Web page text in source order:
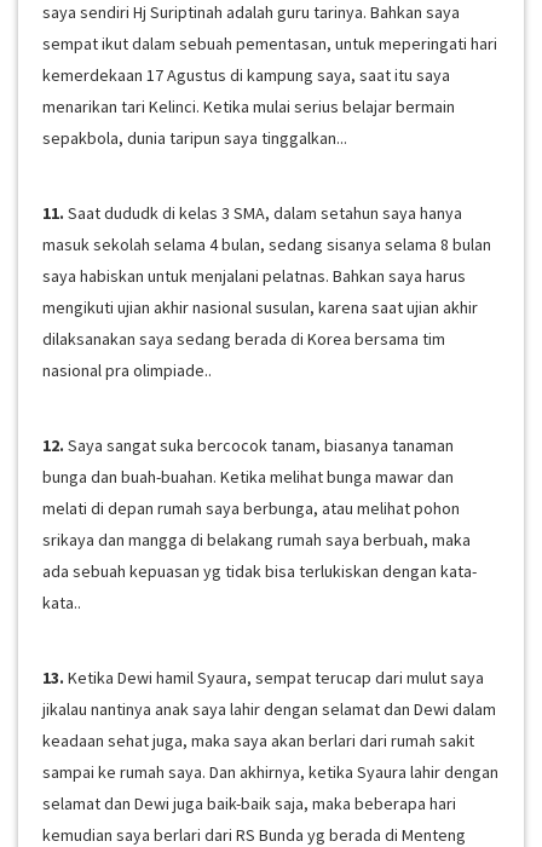
saya sendiri Hj Suriptinah adalah guru tarinya. Bahkan saya
sempat ikut dalam sebuah pementasan, untuk meperingati hari
kemerdekaan 17 Agustus di kampung saya, saat itu saya
menarikan tari Kelinci. Ketika mulai serius belajar bermain
sepakbola, dunia taripun saya tinggalkan...
11. Saat dududk di kelas 3 SMA, dalam setahun saya hanya
masuk sekolah selama 4 bulan, sedang sisanya selama 8 bulan
saya habiskan untuk menjalani pelatnas. Bahkan saya harus
mengikuti ujian akhir nasional susulan, karena saat ujian akhir
dilaksanakan saya sedang berada di Korea bersama tim
nasional pra olimpiade..
12. Saya sangat suka bercocok tanam, biasanya tanaman
bunga dan buah-buahan. Ketika melihat bunga mawar dan
melati di depan rumah saya berbunga, atau melihat pohon
srikaya dan mangga di belakang rumah saya berbuah, maka
ada sebuah kepuasan yg tidak bisa terlukiskan dengan kata-
kata..
13. Ketika Dewi hamil Syaura, sempat terucap dari mulut saya
jikalau nantinya anak saya lahir dengan selamat dan Dewi dalam
keadaan sehat juga, maka saya akan berlari dari rumah sakit
sampai ke rumah saya. Dan akhirnya, ketika Syaura lahir dengan
selamat dan Dewi juga baik-baik saja, maka beberapa hari
kemudian saya berlari dari RS Bunda yg berada di Menteng